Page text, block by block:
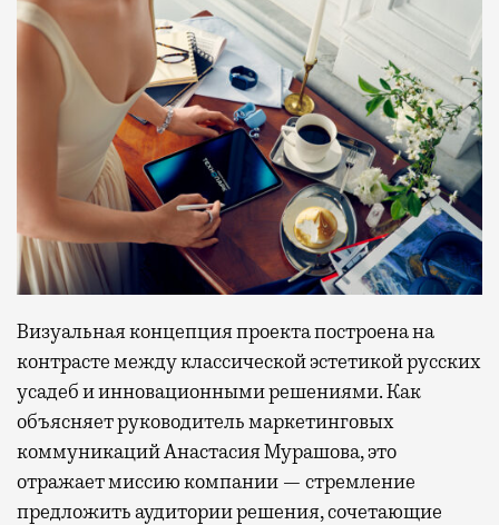
Визуальная концепция проекта построена на
контрасте между классической эстетикой русских
усадеб и инновационными решениями. Как
объясняет руководитель маркетинговых
коммуникаций Анастасия Мурашова, это
отражает миссию компании — стремление
предложить аудитории решения, сочетающие